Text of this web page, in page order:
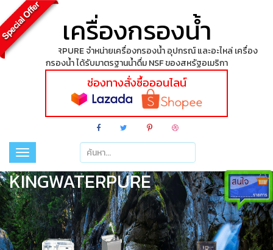
เครื่องกรองน้ำ
KINGWATERPURE จำหน่ายเครื่องกรองน้ำ อุปกรณ์ และอะไหล่ เครื่อง
กรองน้ำ ได้รับมาตรฐานน้ำดื่ม NSF ของสหรัฐอเมริกา
ช่องทางสั่งซื้อออนไลน์
Toggle
navigation
KINGWATERPURE